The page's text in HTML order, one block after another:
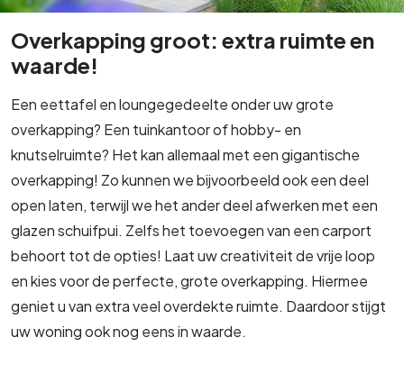
Overkapping groot: extra ruimte en
waarde!
Een eettafel en loungegedeelte onder uw grote
overkapping? Een tuinkantoor of hobby- en
knutselruimte? Het kan allemaal met een gigantische
overkapping! Zo kunnen we bijvoorbeeld ook een deel
open laten, terwijl we het ander deel afwerken met een
glazen schuifpui. Zelfs het toevoegen van een carport
behoort tot de opties! Laat uw creativiteit de vrije loop
en kies voor de perfecte, grote overkapping. Hiermee
geniet u van extra veel overdekte ruimte. Daardoor stijgt
uw woning ook nog eens in waarde.